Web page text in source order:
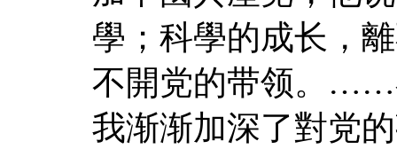
學；科學的成长，
不開党的带领。……
我渐渐加深了對党